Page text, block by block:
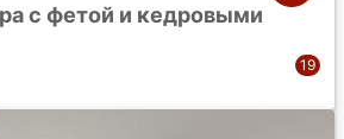
с фетой и кедровыми